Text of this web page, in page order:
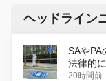
ヘッドライン
SAやPA
法律的
20時間前